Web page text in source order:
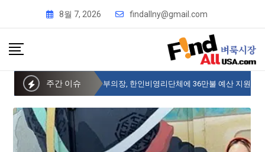
8월 7, 2026 findallny@gmail.com
주간 이슈
뉴욕시의회 샌드라 황 부의장, 한인비영리단체에 36만불 예산 지원